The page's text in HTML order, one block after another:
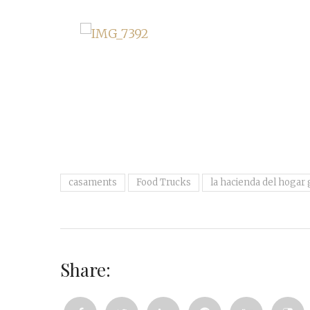
casaments Food Trucks la hacienda del hogar
Share: